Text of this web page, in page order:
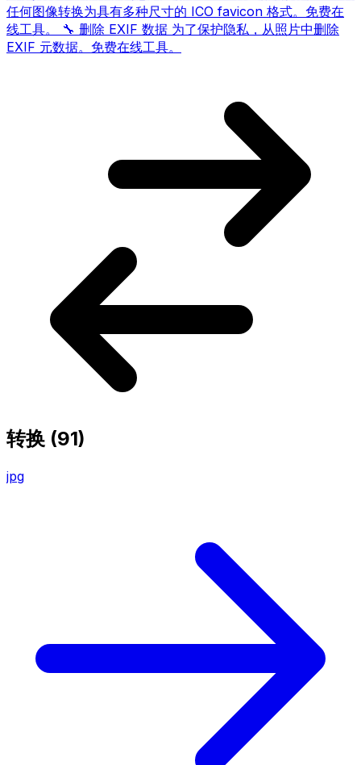
任何图像转换为具有多种尺寸的 ICO favicon 格式。免费在
线工具。
🔧 删除 EXIF 数据 为了保护隐私，从照片中删除
EXIF 元数据。免费在线工具。
转换 (91)
jpg